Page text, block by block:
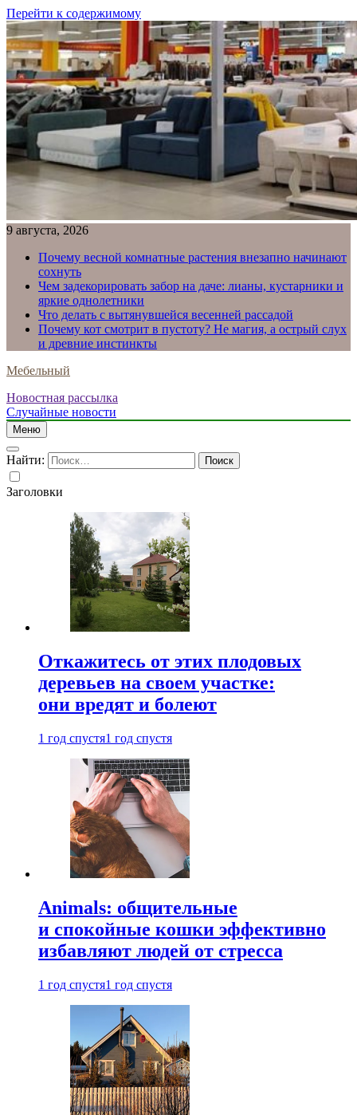
Перейти к содержимому
9 августа, 2026
Почему весной комнатные растения внезапно начинают
сохнуть
Чем задекорировать забор на даче: лианы, кустарники и
яркие однолетники
Что делать с вытянувшейся весенней рассадой
Почему кот смотрит в пустоту? Не магия, а острый слух
и древние инстинкты
Мебельный
Новостная рассылка
Случайные новости
Меню
Найти:
Заголовки
Откажитесь от этих плодовых
деревьев на своем участке:
они вредят и болеют
1 год спустя1 год спустя
Animals: общительные
и спокойные кошки эффективно
избавляют людей от стресса
1 год спустя1 год спустя